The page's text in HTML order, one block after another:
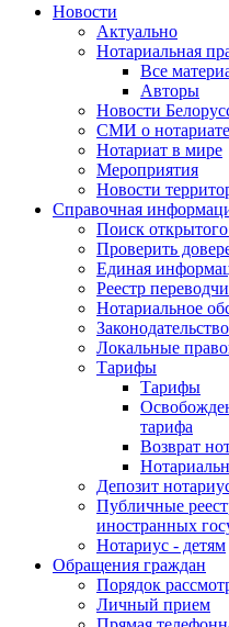
Новости
Актуально
Нотариальная
Все
Авторы
Новости
СМИ о нотариате
Нотариат в мире
Мероприятия
Новости
Справочная
Поиск открытого
Проверить
Единая
Реестр
Нотариальное
Законодательство
Локальные
Тарифы
Тарифы
тарифа
Возврат
Депозит
Публичные
иностранных
Нотариус - детям
Обращения граждан
Порядок
Личный прием